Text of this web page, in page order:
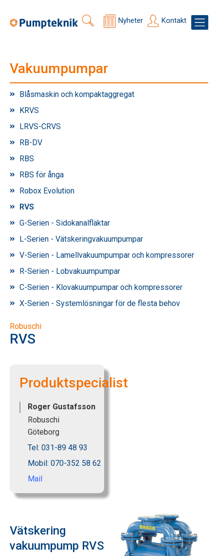
Nyheter Kontakt
Vakuumpumpar
Blåsmaskin och kompaktaggregat
KRVS
LRVS-CRVS
RB-DV
RBS
RBS för ånga
Robox Evolution
RVS
G-Serien - Sidokanalfläktar
L-Serien - Vätskeringvakuumpumpar
V-Serien - Lamellvakuumpumpar och kompressorer
R-Serien - Lobvakuumpumpar
C-Serien - Klovakuumpumpar och kompressorer
X-Serien - Systemlösningar för de flesta behov
Robuschi
RVS
Produktspecialist
Roger Gustafsson
Robuschi
Göteborg
Tel: 031-89 48 93
Mobil: 070-352 58 62
Mail
Vätskering
vakuumpump RVS